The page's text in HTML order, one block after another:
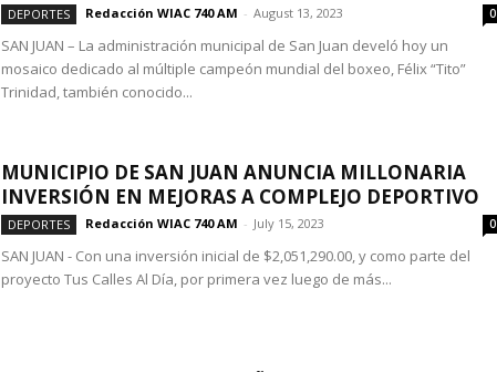
DEPORTES Redacción WIAC 740 AM - August 13, 2023 0
SAN JUAN – La administración municipal de San Juan develó hoy un
mosaico dedicado al múltiple campeón mundial del boxeo, Félix “Tito”
Trinidad, también conocido...
MUNICIPIO DE SAN JUAN ANUNCIA MILLONARIA
INVERSIÓN EN MEJORAS A COMPLEJO DEPORTIVO
DEPORTES Redacción WIAC 740 AM - July 15, 2023 0
SAN JUAN - Con una inversión inicial de $2,051,290.00, y como parte del
proyecto Tus Calles Al Día, por primera vez luego de más...